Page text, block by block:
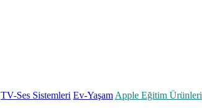
TV-Ses Sistemleri Ev-Yaşam Apple Eğitim Ürünleri